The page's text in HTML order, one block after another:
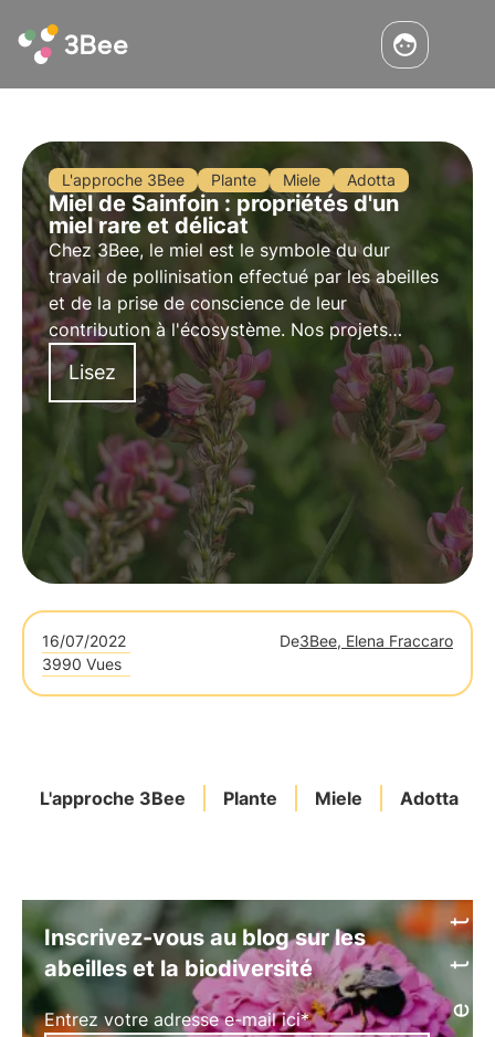
L'approche 3Bee Plante Miele Adotta
Miel de Sainfoin : propriétés d'un
miel rare et délicat
Chez 3Bee, le miel est le symbole du dur
travail de pollinisation effectué par les abeilles
et de la prise de conscience de leur
contribution à l'écosystème. Nos projets
soutiennent la biodiversité et, par
l'intermédiaire de nos producteurs,
garantissent un environnement sain pour les
pollinisateurs.
Lisez
16/07/2022 De3Bee, Elena Fraccaro
3990 Vues
L'approche 3Bee Plante Miele Adotta
Inscrivez-vous au blog sur les
abeilles et la biodiversité
Entrez votre adresse e-mail ici*